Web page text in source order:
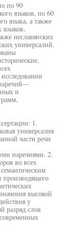
по 90
языков, по 60
языка, а также
языков,
неславянских
универсалий.
и
1.
универсалия
части речи
наречиями. 2.
во всех
производящего
высокой
у
разряд слов